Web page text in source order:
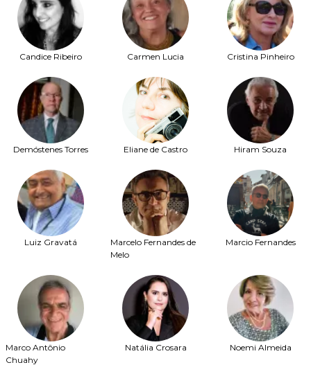
Candice Ribeiro Carmen Lucia Cristina Pinheiro
Demóstenes Torres Eliane de Castro Hiram Souza
Luiz Gravatá
Marcelo Fernandes de
Melo
Marcio Fernandes
Marco Antônio
Chuahy
Natália Crosara Noemi Almeida